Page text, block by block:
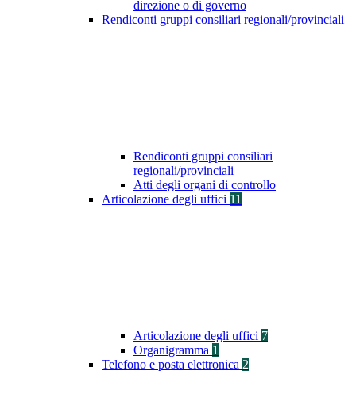
direzione o di governo
Rendiconti gruppi consiliari regionali/provinciali
Rendiconti gruppi consiliari
regionali/provinciali
Atti degli organi di controllo
Articolazione degli uffici 11
Articolazione degli uffici 7
Organigramma 1
Telefono e posta elettronica 2